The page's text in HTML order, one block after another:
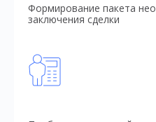
Формирование пакета
заключения сделки